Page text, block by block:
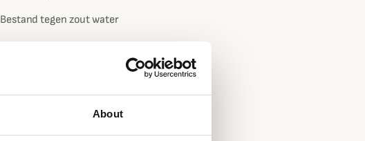
About
Bestand tegen zout water